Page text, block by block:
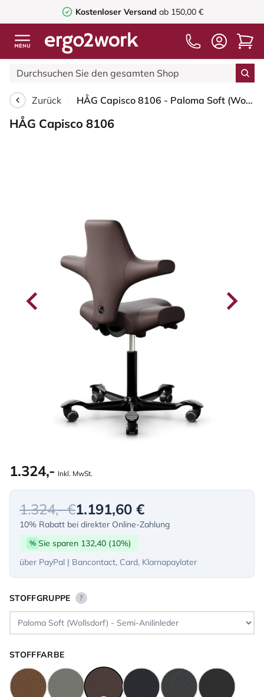
Kostenloser Versand ab 150,00 €
Zurück HÅG Capisco 8106 - Paloma Soft (Wollsdorf) - Semi-Anilinleder - ATG55130 - Dark brown - Schwarz - 265 mm (Sitzhöhe 53-79cm) - Harte Rollen für weiche Böden
HÅG Capisco 8106
1.324,- Inkl. MwSt.
1.324,- €1.191,60 €
10% Rabatt bei direkter Online-Zahlung
% Sie sparen 132,40 (10%)
über PayPal | Bancontact, Card, Klarnapaylater
STOFFGRUPPE ?
STOFFFARBE